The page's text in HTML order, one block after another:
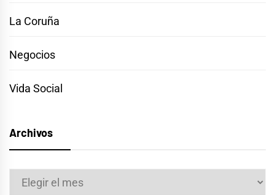
La Coruña
Negocios
Vida Social
Archivos
Archivos